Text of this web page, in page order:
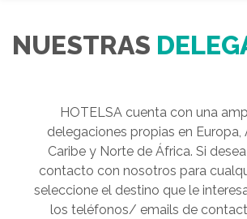
NUESTRAS
HOTELSA cuenta con una
delegaciones propias en Europa,
Caribe y Norte de África. Si
contacto con nosotros para
seleccione el destino que le
los teléfonos/ emails de